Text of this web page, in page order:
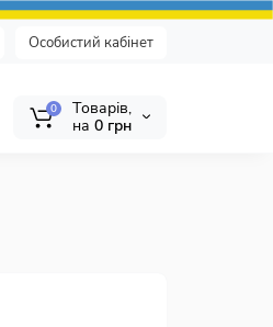
Особистий кабінет
0
Tоварів,
на 0 грн